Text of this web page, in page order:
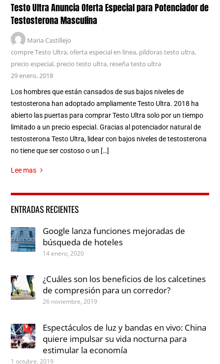
Testo Ultra Anuncia Oferta Especial para Potenciador de
Testosterona Masculina
Maria Castillejo
compre Testo Ultra,oferta especial en línea, píldoras testo ultra,
precio especial, precio testo ultra, reseña testo ultra
29 enero, 2018
Los hombres que están cansados de sus bajos niveles de
testosterona han adoptado ampliamente Testo Ultra. 2018 ha
abierto las puertas para comprar Testo Ultra solo por un tiempo
limitado a un precio especial. Gracias al potenciador natural de
testosterona Testo Ultra, lidear con bajos niveles de testosterona
no tiene que ser costoso o un […]
Lee mas
ENTRADAS RECIENTES
Google lanza funciones mejoradas de
búsqueda de hoteles
14 enero, 2020
¿Cuáles son los beneficios de los calcetines
de compresión para un corredor?
26 noviembre, 2019
Espectáculos de luz y bandas en vivo: China
quiere impulsar su vida nocturna para
estimular la economía
1 octubre, 2019